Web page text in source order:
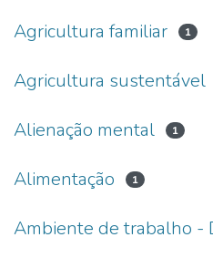
Agricultura familiar 1
Agricultura sustentável
Alienação mental 1
Alimentação 1
Ambiente de trabalho -